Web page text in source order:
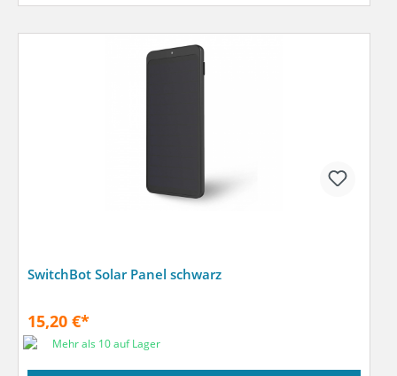
SwitchBot Solar Panel schwarz
15,20 €*
Mehr als 10 auf Lager